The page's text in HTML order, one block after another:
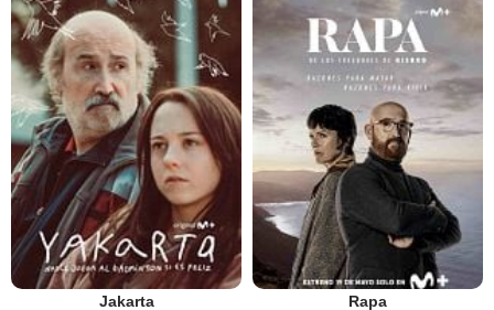
Jakarta Rapa